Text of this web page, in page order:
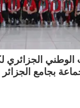
الوطني الجزائري
بجامع الجزائر